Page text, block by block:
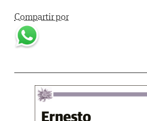
Compartir por